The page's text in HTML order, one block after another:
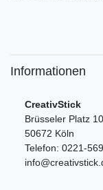
Informationen
CreativStick
Brüsseler Platz 10
50672 Köln
Telefon: 0221-